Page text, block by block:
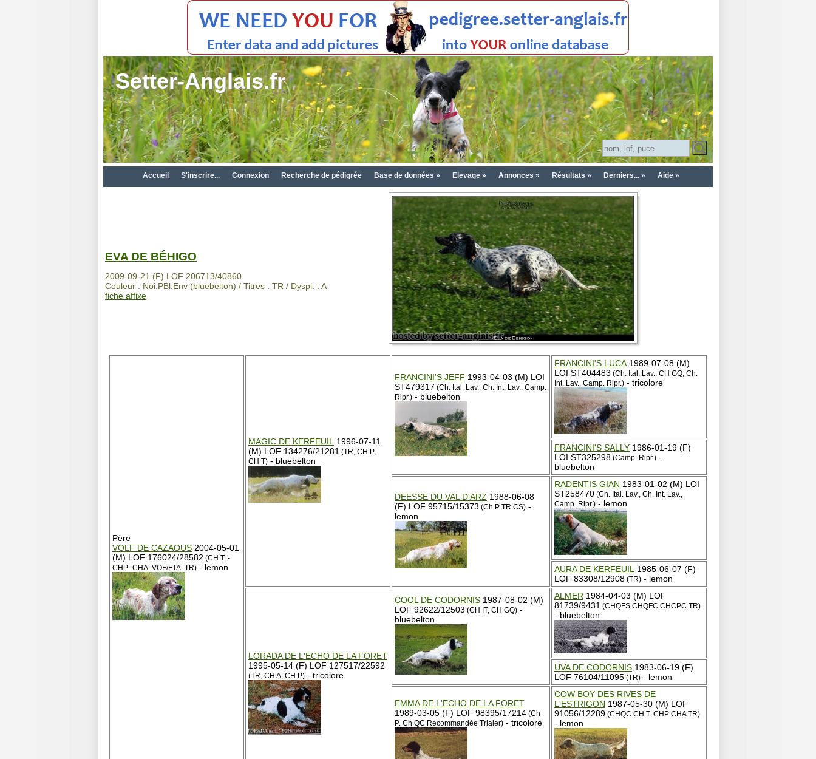
Setter-Anglais.fr
Accueil S'inscrire... Connexion Recherche de pédigrée Base de données » Elevage » Annonces » Résultats » Derniers... » Aide »
EVA DE BÉHIGO
2009-09-21 (F) LOF 206713/40860
Couleur : Noi.PBl.Env (bluebelton) / Titres : TR / Dyspl. : A
fiche affixe
Père
VOLF DE CAZAOUS 2004-05-01
(M) LOF 176024/28582 (CH.T. -
CHP -CHA -VOF/FTA -TR) - lemon
MAGIC DE KERFEUIL
1996-07-11
(M) LOF 134276/21281 (TR, CH P,
CH T) - bluebelton
FRANCINI'S JEFF 1993-04-03 (M) LOI
ST479317 (Ch. Ital. Lav., Ch. Int. Lav., Camp.
Ripr.) - bluebelton
FRANCINI'S LUCA 1989-07-08 (M)
LOI ST404483 (Ch. Ital. Lav., CH GQ, Ch.
Int. Lav., Camp. Ripr.) - tricolore
FRANCINI'S SALLY 1986-01-19 (F)
LOI ST325298 (Camp. Ripr.) -
bluebelton
DEESSE DU VAL D'ARZ 1988-06-08
(F) LOF 95715/15373 (Ch P TR CS) -
lemon
RADENTIS GIAN 1983-01-02 (M) LOI
ST258470 (Ch. Ital. Lav., Ch. Int. Lav.,
Camp. Ripr.) - lemon
AURA DE KERFEUIL
1985-06-07 (F)
LOF 83308/12908 (TR) - lemon
LORADA DE L'ECHO DE LA FORET
1995-05-14 (F) LOF 127517/22592
(TR, CH A, CH P) - tricolore
COOL DE CODORNIS 1987-08-02 (M)
LOF 92622/12503 (CH IT, CH GQ) -
bluebelton
ALMER 1984-04-03 (M) LOF
81739/9431 (CHQFS CHQFC CHCPC TR)
- bluebelton
UVA DE CODORNIS 1983-06-19 (F)
LOF 76104/11095 (TR) - lemon
EMMA DE L'ECHO DE LA FORET
1989-03-05 (F) LOF 98395/17214 (Ch
P. Ch QC Recommandée Trialer) - tricolore
COW BOY DES RIVES DE
L'ESTRIGON 1987-05-30 (M) LOF
91056/12289 (CHQC CH.T. CHP CHA TR)
- lemon